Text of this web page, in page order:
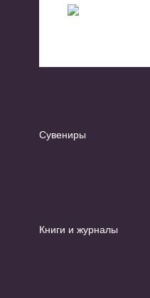
Сувениры
Книги и журналы